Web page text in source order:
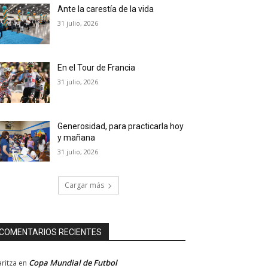
Ante la carestía de la vida
31 julio, 2026
En el Tour de Francia
31 julio, 2026
Generosidad, para practicarla hoy
y mañana
31 julio, 2026
Cargar más
RECIENTES
en Copa Mundial de Futbol